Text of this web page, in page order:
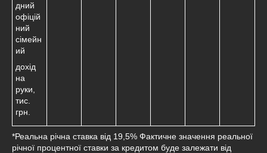
дний
офіцій
ний
сімейн
ий
дохід
на
руки,
тис.
грн.
*Реальна річна ставка від 19,5% Фактичне значення реальної
річної процентної ставки за кредитом буде залежати від